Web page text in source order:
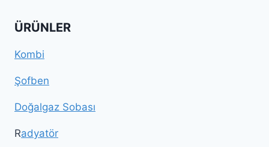
ÜRÜNLER
Kombi
Şofben
Doğalgaz Sobası
Radyatör